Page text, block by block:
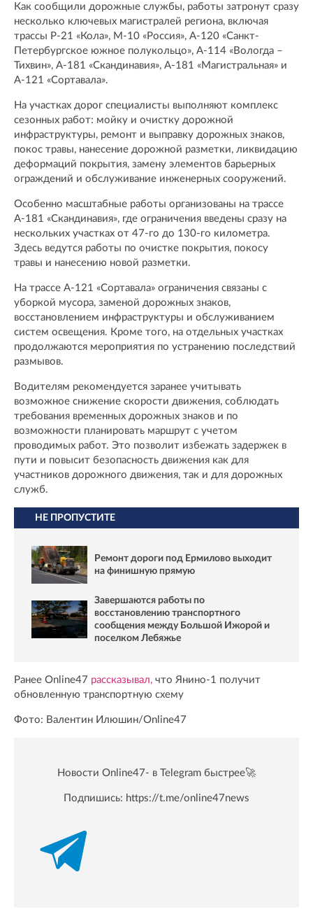
Как сообщили дорожные службы, работы затронут сразу
несколько ключевых магистралей региона, включая
трассы Р-21 «Кола», М-10 «Россия», А-120 «Санкт-
Петербургское южное полукольцо», А-114 «Вологда –
Тихвин», А-181 «Скандинавия», А-181 «Магистральная» и
А-121 «Сортавала».
На участках дорог специалисты выполняют комплекс
сезонных работ: мойку и очистку дорожной
инфраструктуры, ремонт и выправку дорожных знаков,
покос травы, нанесение дорожной разметки, ликвидацию
деформаций покрытия, замену элементов барьерных
ограждений и обслуживание инженерных сооружений.
Особенно масштабные работы организованы на трассе
А-181 «Скандинавия», где ограничения введены сразу на
нескольких участках от 47-го до 130-го километра.
Здесь ведутся работы по очистке покрытия, покосу
травы и нанесению новой разметки.
На трассе А-121 «Сортавала» ограничения связаны с
уборкой мусора, заменой дорожных знаков,
восстановлением инфраструктуры и обслуживанием
систем освещения. Кроме того, на отдельных участках
продолжаются мероприятия по устранению последствий
размывов.
Водителям рекомендуется заранее учитывать
возможное снижение скорости движения, соблюдать
требования временных дорожных знаков и по
возможности планировать маршрут с учетом
проводимых работ. Это позволит избежать задержек в
пути и повысит безопасность движения как для
участников дорожного движения, так и для дорожных
служб.
НЕ ПРОПУСТИТЕ
Ремонт дороги под Ермилово выходит
на финишную прямую
Завершаются работы по
восстановлению транспортного
сообщения между Большой Ижорой и
поселком Лебяжье
Ранее Online47 рассказывал, что Янино-1 получит
обновленную транспортную схему
Фото: Валентин Илюшин/Online47
Новости Online47- в Telegram быстрее🚀
Подпишись: https://t.me/online47news